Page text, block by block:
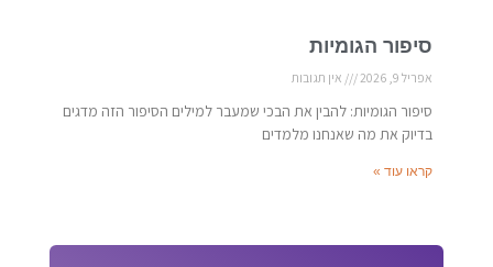
סיפור הגומיות
אפריל 9, 2026 אין תגובות
סיפור הגומיות: להבין את הבכי שמעבר למילים הסיפור הזה מדגים
בדיוק את מה שאנחנו מלמדים
קראו עוד »